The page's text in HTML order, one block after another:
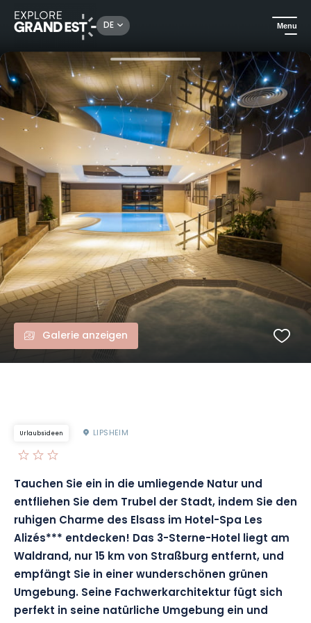
DE Menu
Sehenswertes in der Region Grand Est Wellness-Aufenthalt im Hotel-Spa Les Alizés
Galerie anzeigen
Urlaubsideen LIPSHEIM
Tauchen Sie ein in die umliegende Natur und
entfliehen Sie dem Trubel der Stadt, indem Sie den
ruhigen Charme des Elsass im Hotel-Spa Les
Alizés*** entdecken! Das 3-Sterne-Hotel liegt am
Waldrand, nur 15 km von Straßburg entfernt, und
empfängt Sie in einer wunderschönen grünen
Umgebung. Seine Fachwerkarchitektur fügt sich
perfekt in seine natürliche Umgebung ein und